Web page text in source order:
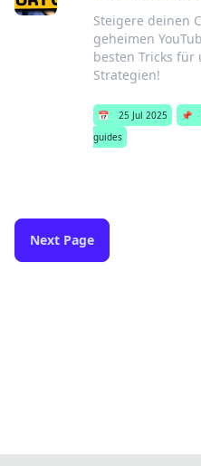
Steigere deinen
geheimen
besten Tricks für
Strategien!
📅 25 Jul 2025 📌
guides
Next Page